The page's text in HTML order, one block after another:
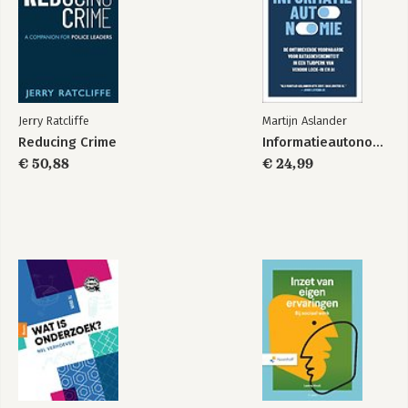
Jerry Ratcliffe
Reducing Crime
€ 50,88
Martijn Aslander
Informatieautonomie
€ 24,99